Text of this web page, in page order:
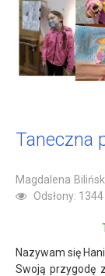
Taneczna
Magdalena
Odsłony: 1344
Nazywam się
Swoją przygodę